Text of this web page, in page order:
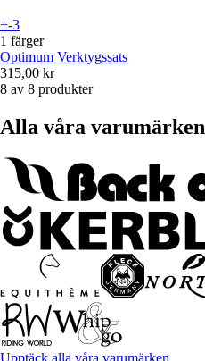
+-3
1 färger
Optimum Verktygssats
315,00 kr
8 av 8 produkter
Alla våra varumärken
Upptäck alla våra varumärken